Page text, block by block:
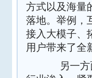
方式以及海量
落地。举例，
接入大模子、
用户带来了全
另一方面